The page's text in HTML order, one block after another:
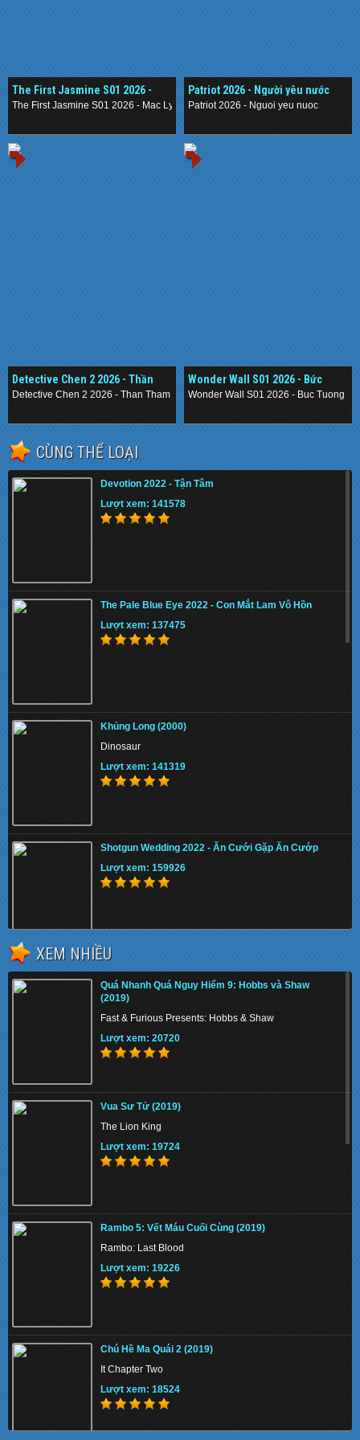
The First Jasmine S01 2026 -
Mạc Ly
The First Jasmine S01 2026 - Mac Ly
Patriot 2026 - Người yêu nước
Patriot 2026 - Nguoi yeu nuoc
Detective Chen 2 2026 - Thần
Thám Nằm Vùng 2
Detective Chen 2 2026 - Than Tham Nam Vung 2
Wonder Wall S01 2026 - Bức
Tường Mê Cung
Wonder Wall S01 2026 - Buc Tuong
CÙNG THỂ LOẠI
Devotion 2022 - Tận Tâm
Lượt xem: 141578
The Pale Blue Eye 2022 - Con Mắt Lam Vô Hồn
Lượt xem: 137475
Khủng Long (2000)
Dinosaur
Lượt xem: 141319
Shotgun Wedding 2022 - Ăn Cưới Gặp Ăn Cướp
Lượt xem: 159926
The Tiger Rising 2022 - Con Cọp Trỗi Dậy
Lượt xem: 141511
The Union 2024 - Liên minh tuyệt mật
Lượt xem: 146899
Thiên Nga Bóng Đêm S01 2022 - Eve
Lượt xem: 148973
Memory 2022 - Hồi Ức Sát Thủ
Lượt xem: 157468
XEM NHIỀU
Quá Nhanh Quá Nguy Hiểm 9: Hobbs và Shaw
(2019)
Fast & Furious Presents: Hobbs & Shaw
Lượt xem: 20720
Vua Sư Tử (2019)
The Lion King
Lượt xem: 19724
Rambo 5: Vết Máu Cuối Cùng (2019)
Rambo: Last Blood
Lượt xem: 19226
Chú Hề Ma Quái 2 (2019)
It Chapter Two
Lượt xem: 18524